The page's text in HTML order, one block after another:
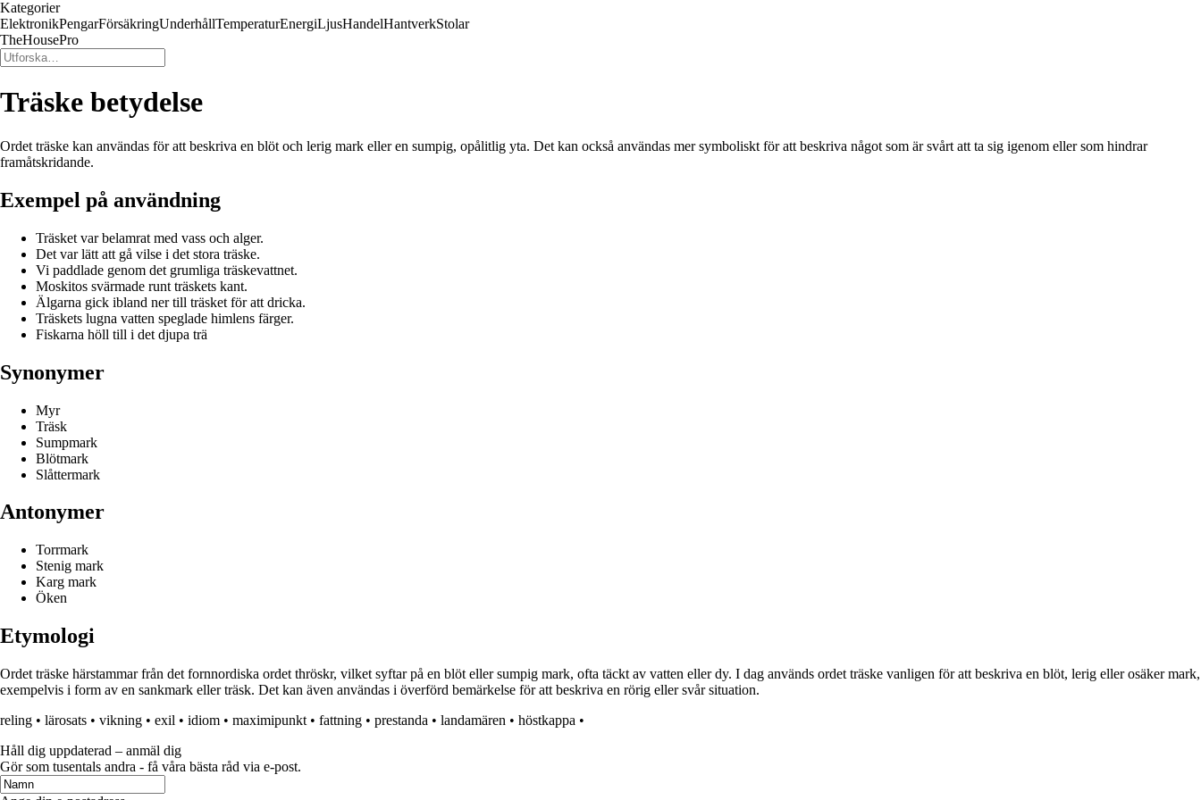
Kategorier
ElektronikPengarFörsäkringUnderhållTemperaturEnergiLjusHandelHantverkStolar
TheHousePro
Träske betydelse
Ordet träske kan användas för att beskriva en blöt och lerig mark eller en sumpig, opålitlig yta. Det kan också användas mer symboliskt för att beskriva något som är svårt att ta sig igenom eller som hindrar
framåtskridande.
Exempel på användning
Träsket var belamrat med vass och alger.
Det var lätt att gå vilse i det stora träske.
Vi paddlade genom det grumliga träskevattnet.
Moskitos svärmade runt träskets kant.
Älgarna gick ibland ner till träsket för att dricka.
Träskets lugna vatten speglade himlens färger.
Fiskarna höll till i det djupa trä
Synonymer
Myr
Träsk
Sumpmark
Blötmark
Slåttermark
Antonymer
Torrmark
Stenig mark
Karg mark
Öken
Etymologi
Ordet träske härstammar från det fornnordiska ordet thröskr, vilket syftar på en blöt eller sumpig mark, ofta täckt av vatten eller dy. I dag används ordet träske vanligen för att beskriva en blöt, lerig eller osäker mark,
exempelvis i form av en sankmark eller träsk. Det kan även användas i överförd bemärkelse för att beskriva en rörig eller svår situation.
reling • lärosats • vikning • exil • idiom • maximipunkt • fattning • prestanda • landamären • höstkappa •
Håll dig uppdaterad – anmäl dig
Gör som tusentals andra - få våra bästa råd via e-post.